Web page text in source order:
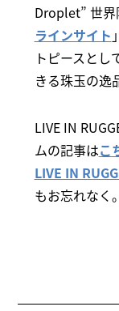
Droplet” 世
ラインサイト
トピースと
きる珠玉の逸
LIVE IN
ムの記事はこ
LIVE IN
もお忘れなく。